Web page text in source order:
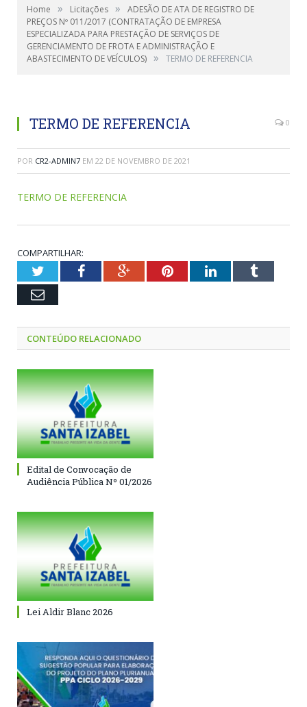
Home » Licitações »
ADESÃO DE ATA DE REGISTRO DE
PREÇOS Nº 011/2017 (CONTRATAÇÃO DE EMPRESA
ESPECIALIZADA PARA PRESTAÇÃO DE SERVIÇOS DE
GERENCIAMENTO DE FROTA E ADMINISTRAÇÃO E
ABASTECIMENTO DE VEÍCULOS) » TERMO DE REFERENCIA
TERMO DE REFERENCIA 0
POR CR2-ADMIN7 EM 22 DE NOVEMBRO DE 2021
TERMO DE REFERENCIA
COMPARTILHAR:
TwitterFacebookGoogle+PinterestLinkedInTumblr
Email
CONTEÚDO RELACIONADO
Edital de Convocação de
Audiência Pública Nº 01/2026
Lei Aldir Blanc 2026